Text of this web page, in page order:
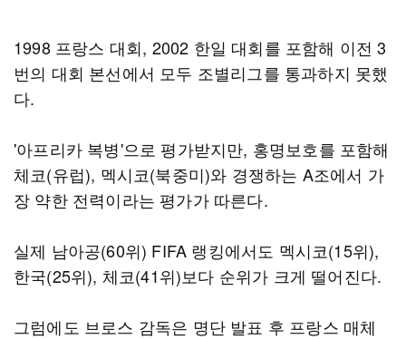
1998 프랑스 대회, 2002 한일 대회를 포함해 이전 3
번의 대회 본선에서 모두 조별리그를 통과하지 못했
다.
'아프리카 복병'으로 평가받지만, 홍명보호를 포함해
체코(유럽), 멕시코(북중미)와 경쟁하는 A조에서 가
장 약한 전력이라는 평가가 따른다.
실제 남아공(60위) FIFA 랭킹에서도 멕시코(15위),
한국(25위), 체코(41위)보다 순위가 크게 떨어진다.
그럼에도 브로스 감독은 명단 발표 후 프랑스 매체